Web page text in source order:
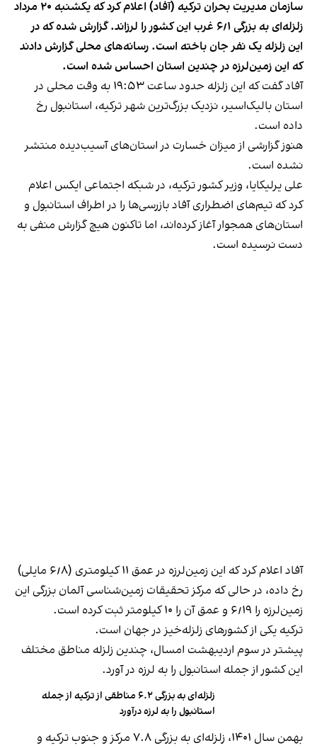
سازمان مدیریت بحران ترکیه (آفاد) اعلام کرد که یکشنبه ۲۰ مرداد
زلزله‌ای به بزرگی ۶٫۱ غرب این کشور را لرزاند. گزارش شده که در
این زلزله یک نفر جان باخته است. رسانه‌های محلی گزارش دادند
که این زمین‌لرزه در چندین استان احساس شده است.
آفاد گفت که این زلزله حدود ساعت ۱۹:۵۳ به وقت محلی در
استان بالیک‌اسیر، نزدیک بزرگ‌ترین شهر ترکیه، استانبول رخ
داده است.
هنوز گزارشی از میزان خسارت در استان‌های آسیب‌دیده منتشر
نشده است.
علی یرلیکایا، وزیر کشور ترکیه، در شبکه اجتماعی ایکس اعلام
کرد که تیم‌های اضطراری آفاد بازرسی‌ها را در اطراف استانبول و
استان‌های همجوار آغاز کرده‌اند، اما تاکنون هیچ گزارش منفی به
دست نرسیده است.
آفاد اعلام کرد که این زمین‌لرزه در عمق ۱۱ کیلومتری (۶٫۸ مایلی)
رخ داده، در حالی که مرکز تحقیقات زمین‌شناسی آلمان بزرگی این
زمین‌لرزه را ۶٫۱۹ و عمق آن را ۱۰ کیلومتر ثبت کرده است.
ترکیه یکی از کشورهای زلزله‌خیز در جهان است.
پیشتر در سوم اردیبهشت امسال، چندین زلزله مناطق مختلف
این کشور از جمله استانبول را به لرزه در آورد.
زلزله‌ای به بزرگی ۶.۲ مناطقی از ترکیه از جمله
استانبول را به لرزه در‌آورد
بهمن سال ۱۴۰۱، زلزله‌ای به بزرگی ۷.۸ مرکز و جنوب ترکیه و